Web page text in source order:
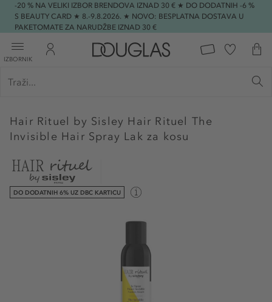
-20 % NA VELIKI IZBOR BRENDOVA IZNAD 30 € ★ DO DODATNIH -6 %
S BEAUTY CARD ★ 8.-9.8.2026. ★ NOVO: BESPLATNA DOSTAVA U
PAKETOMATE ZA NARUDŽBE IZNAD 30 €
IZBORNIK
Hair Rituel by Sisley Hair Rituel The
Invisible Hair Spray Lak za kosu
DO DODATNIH 6% UZ DBC KARTICU